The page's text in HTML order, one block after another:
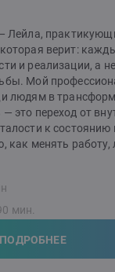
процессы- с
Лейла,
верит:
и реализации, а
Мой
людям в
это переход от
к состоянию
как менять
вижу, как
разрешил себе
из состояния
быть
увидеть истинные
мин.
ПОДРОБНЕЕ